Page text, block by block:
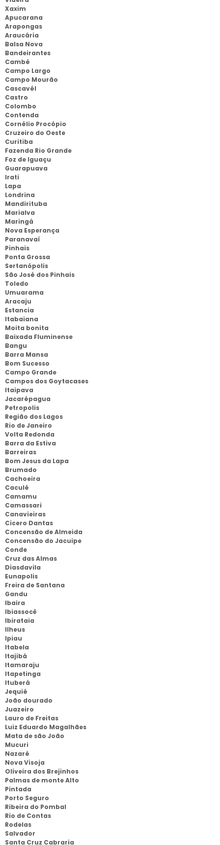
Xaxim
Apucarana
Arapongas
Araucária
Balsa Nova
Bandeirantes
Cambé
Campo Largo
Campo Mourão
Cascavél
Castro
Colombo
Contenda
Cornélio Procópio
Cruzeiro do Oeste
Curitiba
Fazenda Rio Grande
Foz de Iguaçu
Guarapuava
Irati
Lapa
Londrina
Mandirituba
Marialva
Maringá
Nova Esperança
Paranavaí
Pinhais
Ponta Grossa
Sertanópolis
São José dos Pinhais
Toledo
Umuarama
Aracaju
Estancia
Itabaiana
Moita bonita
Baixada Fluminense
Bangu
Barra Mansa
Bom Sucesso
Campo Grande
Campos dos Goytacases
Itaipava
Jacarépagua
Petropolis
Região dos Lagos
Rio de Janeiro
Volta Redonda
Barra da Estiva
Barreiras
Bom Jesus da Lapa
Brumado
Cachoeira
Caculé
Camamu
Camassari
Canavieiras
Cicero Dantas
Concensão de Almeida
Concensão do Jacuipe
Conde
Cruz das Almas
Diasdavila
Eunapolis
Freira de Santana
Gandu
Ibaira
Ibiassocê
Ibirataia
Ilheus
Ipiau
Itabela
Itajibá
Itamaraju
Itapetinga
Ituberá
Jequié
João dourado
Juazeiro
Lauro de Freitas
Luiz Eduardo Magalhães
Mata de são João
Mucuri
Nazaré
Nova Visoja
Oliveira dos Brejinhos
Palmas de monte Alto
Pintada
Porto Seguro
Ribeira do Pombal
Rio de Contas
Rodelas
Salvador
Santa Cruz Cabraria